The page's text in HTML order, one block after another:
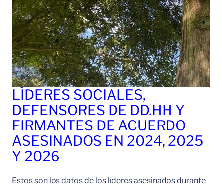
LÍDERES SOCIALES,
DEFENSORES DE DD.HH Y
FIRMANTES DE ACUERDO
ASESINADOS EN 2024, 2025
Y 2026
Estos son los datos de los líderes asesinados durante